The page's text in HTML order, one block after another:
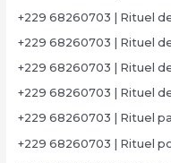
+229 68260703 | Rituel
+229 68260703 | Rituel
+229 68260703 | Rituel
+229 68260703 | Rituel
+229 68260703 | Rituel
+229 68260703 | Rituel